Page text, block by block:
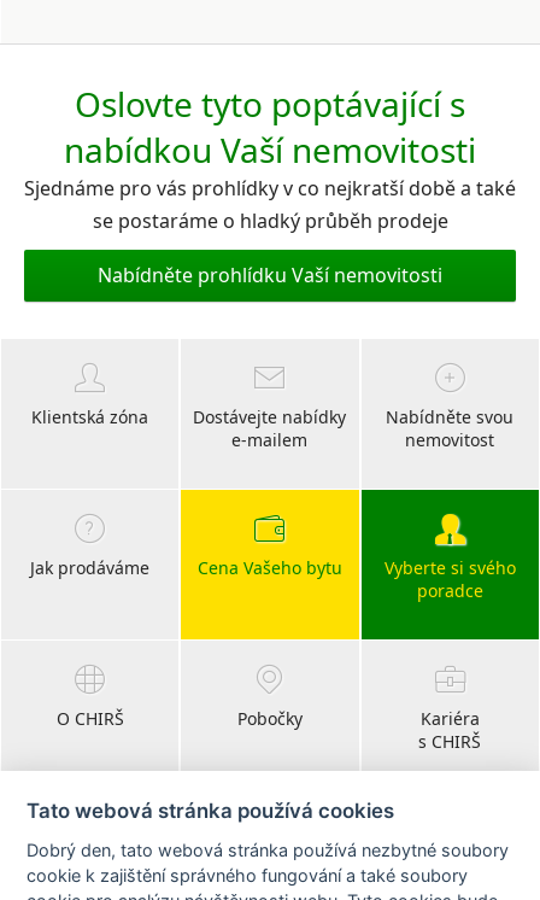
Oslovte tyto poptávající s
nabídkou Vaší nemovitosti
Sjednáme pro vás prohlídky v co nejkratší době a také
se postaráme o hladký průběh prodeje
Nabídněte prohlídku Vaší nemovitosti
Klientská zóna
Dostávejte nabídky
e-mailem
Nabídněte svou
nemovitost
Jak prodáváme Cena Vašeho bytu
Vyberte si svého
poradce
O CHIRŠ Pobočky
Kariéra
s CHIRŠ
Blog
realitní články
Tato webová stránka používá cookies
Dobrý den, tato webová stránka používá nezbytné soubory
cookie k zajištění správného fungování a také soubory